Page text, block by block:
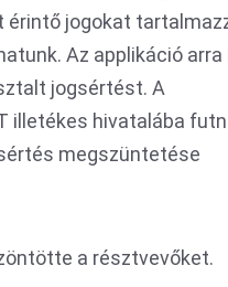
érintő jogokat
Az applikáció arra
jogsértést. A
illetékes hivatalába
megszüntetése
a résztvevőket.